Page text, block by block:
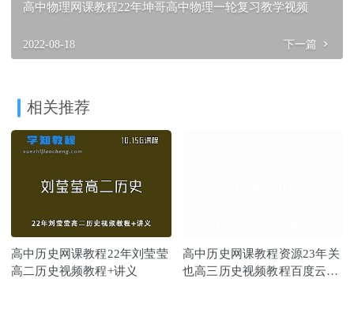
高中物理网课教程22年坤哥高中物理一轮复习教学视频
2022-08-18 下一篇
相关推荐
高中历史网课教程22年刘莹莹
高二历史视频教程+讲义
高中历史网课教程资源23年关
也高三历史视频教程百度云资